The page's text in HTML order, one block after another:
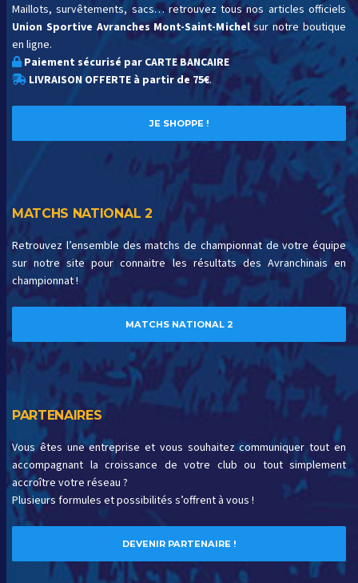
Maillots, survêtements, sacs… retrouvez tous nos articles officiels
Union Sportive Avranches Mont-Saint-Michelsur notre boutique
en ligne.
Paiement sécurisé par CARTE BANCAIRE
LIVRAISON OFFERTE à partir de 75€.
JE SHOPPE !
MATCHS NATIONAL 2
Retrouvez l’ensemble des matchs de championnat de votre équipe
sur notre site pour connaitre les résultats des Avranchinais en
championnat !
MATCHS NATIONAL 2
PARTENAIRES
Vous êtes une entreprise et vous souhaitez communiquer tout en
accompagnant la croissance de votre club ou tout simplement
accroître votre réseau ?
Plusieurs formules et possibilités s’offrent à vous !
DEVENIR PARTENAIRE !